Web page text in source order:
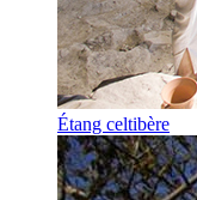
Étang celtibère